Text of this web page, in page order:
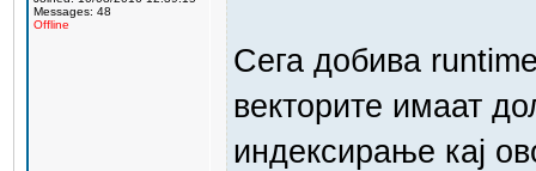
Messages: 48
Offline
Сега добива
векторите имаат
индексирање кај